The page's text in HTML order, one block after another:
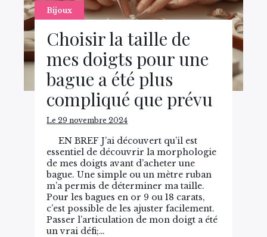
Bijoux
Choisir la taille de
mes doigts pour une
bague a été plus
compliqué que prévu
Le 29 novembre 2024
EN BREF J’ai découvert qu’il est
essentiel de découvrir la morphologie
de mes doigts avant d’acheter une
bague. Une simple ou un mètre ruban
m’a permis de déterminer ma taille.
Pour les bagues en or 9 ou 18 carats,
c’est possible de les ajuster facilement.
Passer l’articulation de mon doigt a été
un vrai défi;…